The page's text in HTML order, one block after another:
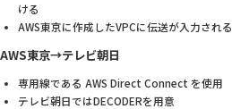
ける
AWS東京に作成したVPCに伝送が入力される
AWS東京→テレビ朝日
専用線である AWS Direct Connect を使用
テレビ朝日ではDECODERを用意